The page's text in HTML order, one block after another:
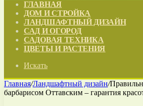
ГЛАВНАЯ
ДОМ И СТРОЙКА
ЛАНДШАФТНЫЙ ДИЗАЙН
САД И ОГОРОД
САДОВАЯ ТЕХНИКА
ЦВЕТЫ И РАСТЕНИЯ
Искать
Главная/Ландшафтный дизайн/
барбарисом Оттавским – гарантия